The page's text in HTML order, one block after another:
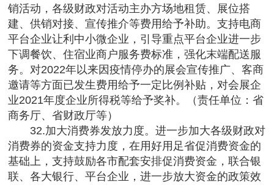
销活动，各级财政对活动主办方场地租赁、展位搭
建、供销对接、宣传推介等费用给予补助。支持电商
平台企业让利中小微企业，引导重点平台企业进一步
下调餐饮、住宿业商户服务费标准，强化末端配送服
务。对2022年以来因疫情停办的展会宣传推广、客商
邀请等方面已发生费用给予一定比例补贴，对会展企
业2021年度企业所得税等给予奖补。（责任单位：省
商务厅、省财政厅等）
32.加大消费券发放力度。进一步加大各级财政对
消费券的资金支持力度，在用好用足省促消费资金的
基础上，支持鼓励各市配套安排促消费资金，联合银
联、各大银行、平台企业，进一步放大资金的政策效